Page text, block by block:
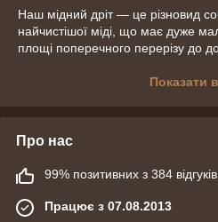
Наш мідний дріт — це різновид
найчистішої міді, що має дуже
площі поперечного перерізу до
деформації. Широко
дріт із міді широко застосовується
бісером. З мідного дроту
вироби.
Показати
Про нас
99% позитивних з 384 відгуків
Працює з 07.08.2013